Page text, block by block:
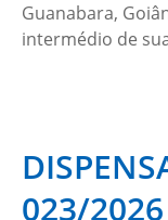
Guanabara,
intermédio de
023/2026